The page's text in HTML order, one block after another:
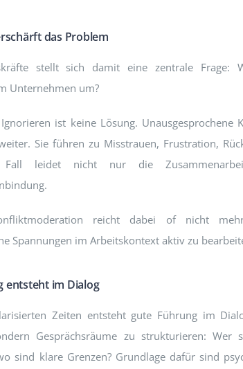
das Problem
stellt sich damit eine zentrale Frage:
Unternehmen um?
ist keine Lösung.
Sie führen zu Misstrauen, Frustration,
Fall leidet nicht nur die
reicht dabei of nicht
Spannungen im Arbeitskontext aktiv zu
entsteht im Dialog
Zeiten entsteht gute Führung im
Gesprächsräume zu strukturieren: Wer
sind klare Grenzen? Grundlage dafür sind